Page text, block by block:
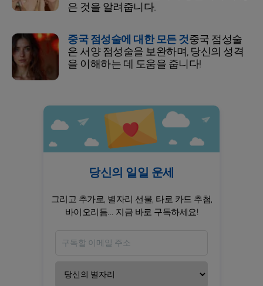
은 것을 알려줍니다.
중국 점성술에 대한 모든 것중국 점성술
은 서양 점성술을 보완하며, 당신의 성격
을 이해하는 데 도움을 줍니다!
당신의 일일 운세
그리고 추가로, 별자리 선물, 타로 카드 추첨,
바이오리듬... 지금 바로 구독하세요!